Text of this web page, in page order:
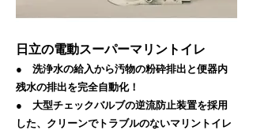
日立の電動スーパーマリントイレ
● 洗浄水の給入から汚物の粉砕排出と便器内
残水の排出を完全自動化！
● 大型チェックバルブの逆流防止装置を採用
した、 クリーンでトラブルのないマリントイレ